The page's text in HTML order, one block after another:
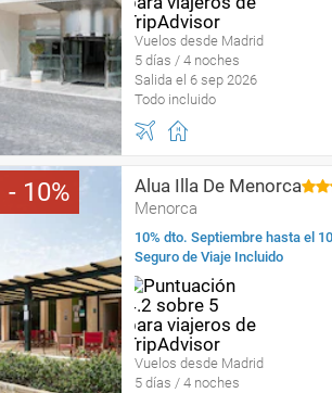
Vuelos desde Madrid
5 días / 4 noches
Salida el 6 sep 2026
Todo incluido
10 Alua Illa De Menorca
Menorca
10% dto. Septiembre hasta el
Seguro de Viaje Incluido
Vuelos desde Madrid
5 días / 4 noches